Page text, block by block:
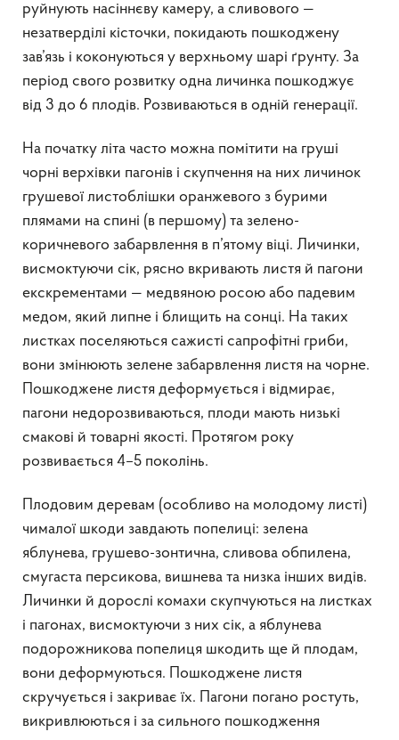
руйнують насіннєву камеру, а сливового —
незатверділі кісточки, покидають пошкоджену
зав’язь і коконуються у верхньому шарі ґрунту. За
період свого розвитку одна личинка пошкоджує
від 3 до 6 плодів. Розвиваються в одній генерації.
На початку літа часто можна помітити на груші
чорні верхівки пагонів і скупчення на них личинок
грушевої листоблішки оранжевого з бурими
плямами на спині (в першому) та зелено-
коричневого забарвлення в п’ятому віці. Личинки,
висмоктуючи сік, рясно вкривають листя й пагони
екскрементами — медвяною росою або падевим
медом, який липне і блищить на сонці. На таких
листках поселяються сажисті сапрофітні гриби,
вони змінюють зелене забарвлення листя на чорне.
Пошкоджене листя деформується і відмирає,
пагони недорозвиваються, плоди мають низькі
смакові й товарні якості. Протягом року
розвивається 4–5 поколінь.
Плодовим деревам (особливо на молодому листі)
чималої шкоди завдають попелиці: зелена
яблунева, грушево-зонтична, сливова обпилена,
смугаста персикова, вишнева та низка інших видів.
Личинки й дорослі комахи скупчуються на листках
і пагонах, висмоктуючи з них сік, а яблунева
подорожникова попелиця шкодить ще й плодам,
вони деформуються. Пошкоджене листя
скручується і закриває їх. Пагони погано ростуть,
викривлюються і за сильного пошкодження